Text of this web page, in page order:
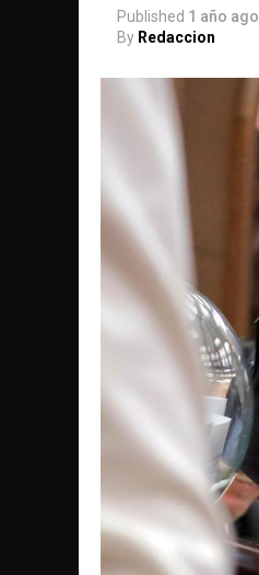
Published 1 año ago
By Redaccion